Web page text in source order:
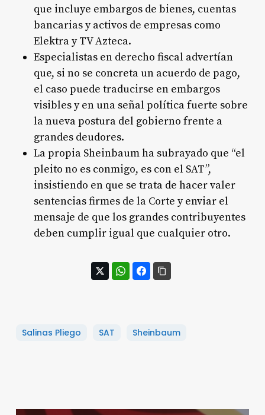
que incluye embargos de bienes, cuentas
bancarias y activos de empresas como
Elektra y TV Azteca.
Especialistas en derecho fiscal advertían
que, si no se concreta un acuerdo de pago,
el caso puede traducirse en embargos
visibles y en una señal política fuerte sobre
la nueva postura del gobierno frente a
grandes deudores.
La propia Sheinbaum ha subrayado que “el
pleito no es conmigo, es con el SAT”,
insistiendo en que se trata de hacer valer
sentencias firmes de la Corte y enviar el
mensaje de que los grandes contribuyentes
deben cumplir igual que cualquier otro.
Salinas Pliego SAT Sheinbaum